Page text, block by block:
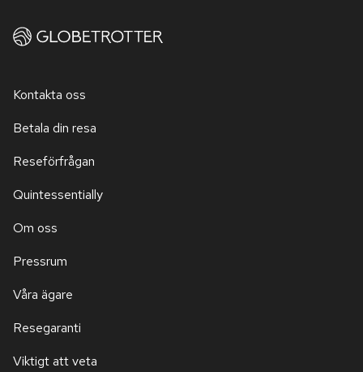
Kontakta oss
Betala din resa
Reseförfrågan
Quintessentially
Om oss
Pressrum
Våra ägare
Resegaranti
Viktigt att veta